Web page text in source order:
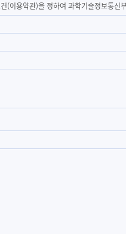
(이용약관)을 정하여 과학기술정보통신